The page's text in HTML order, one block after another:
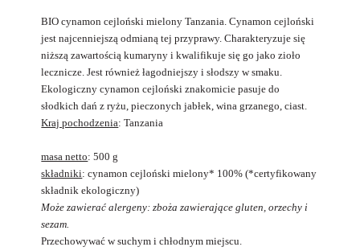
BIO cynamon cejloński mielony Tanzania. Cynamon cejloński
jest najcenniejszą odmianą tej przyprawy. Charakteryzuje się
niższą zawartością kumaryny i kwalifikuje się go jako zioło
lecznicze. Jest również łagodniejszy i słodszy w smaku.
Ekologiczny cynamon cejloński znakomicie pasuje do
słodkich dań z ryżu, pieczonych jabłek, wina grzanego, ciast.
Kraj pochodzenia: Tanzania
masa netto: 500 g
składniki: cynamon cejloński mielony* 100% (*certyfikowany
składnik ekologiczny)
Może zawierać alergeny: zboża zawierające gluten, orzechy i
sezam.
Przechowywać w suchym i chłodnym miejscu.